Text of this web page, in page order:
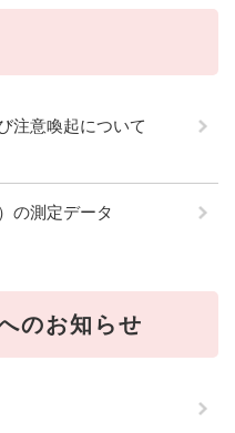
注意喚起について
の測定データ
のお知らせ